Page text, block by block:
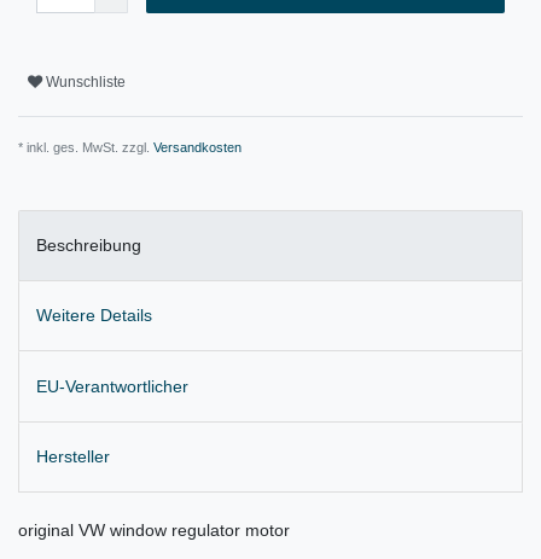
Wunschliste
* inkl. ges. MwSt. zzgl. Versandkosten
Beschreibung
Weitere Details
EU-Verantwortlicher
Hersteller
original VW window regulator motor